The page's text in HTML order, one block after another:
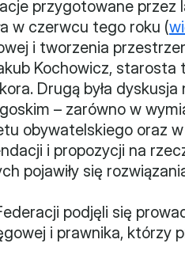
przygotowane przez
w czerwcu tego roku (
i tworzenia
Kochowicz, starosta
Drugą była dyskusja
– zarówno w
obywatelskiego oraz w
i propozycji na
pojawiły się
podjęli się
i prawnika, którzy